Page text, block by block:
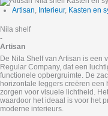
Artisan, Interieur, Kasten en
Nila shelf
-
Artisan
De Nila Shelf van Artisan is een
Regular Company, dat een
functionele opbergruimte. De
horizontale leggers creëren een
zorgen voor visuele lichtheid.
waardoor het ideaal is voor het
moderne interieurs.